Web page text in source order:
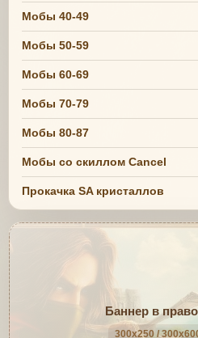
Мобы 40-49
Мобы 50-59
Мобы 60-69
Мобы 70-79
Мобы 80-87
Мобы со скиллом Cancel
Прокачка SA кристаллов
Баннер в
300x250 /